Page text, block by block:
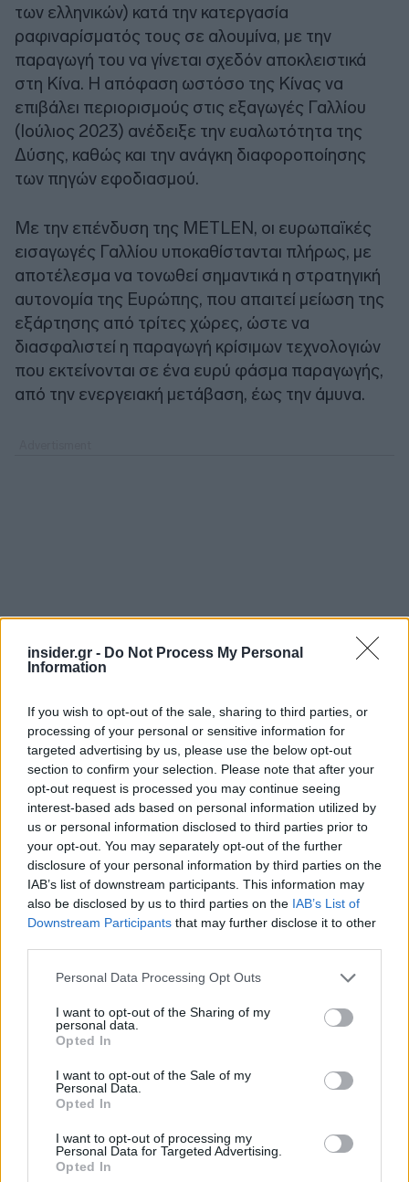
insider.gr - Do Not Process My Personal
Information
If you wish to opt-out of the sale, sharing to third parties, or
processing of your personal or sensitive information for
targeted advertising by us, please use the below opt-out
section to confirm your selection. Please note that after your
opt-out request is processed you may continue seeing
interest-based ads based on personal information utilized by
us or personal information disclosed to third parties prior to
your opt-out. You may separately opt-out of the further
disclosure of your personal information by third parties on the
IAB’s list of downstream participants. This information may
also be disclosed by us to third parties on the IAB’s List of
Downstream Participants that may further disclose it to other
Please note that this website/app uses one or more Google
not limited to your visit or usage behaviour. You may click to
grant or deny consent to Google and its third-party tags to
use your data for below specified purposes in below Google
consent section.
Personal Data Processing Opt Outs
I want to opt-out of the Sharing of my
personal data.
Opted In
I want to opt-out of the Sale of my
Personal Data.
Opted In
I want to opt-out of processing my
Personal Data for Targeted Advertising.
Opted In
των ελληνικών) κατά την κατεργασία
ραφιναρίσματός τους σε αλουμίνα, με την
παραγωγή του να γίνεται σχεδόν αποκλειστικά
στη Κίνα. Η απόφαση ωστόσο της Κίνας να
επιβάλει περιορισμούς στις εξαγωγές Γαλλίου
(Ιούλιος 2023) ανέδειξε την ευαλωτότητα της
Δύσης, καθώς και την ανάγκη διαφοροποίησης
των πηγών εφοδιασμού.
Με την επένδυση της METLEN, οι ευρωπαϊκές
εισαγωγές Γαλλίου υποκαθίστανται πλήρως, με
αποτέλεσμα να τονωθεί σημαντικά η στρατηγική
αυτονομία της Ευρώπης, που απαιτεί μείωση της
εξάρτησης από τρίτες χώρες, ώστε να
διασφαλιστεί η παραγωγή κρίσιμων τεχνολογιών
που εκτείνονται σε ένα ευρύ φάσμα παραγωγής,
από την ενεργειακή μετάβαση, έως την άμυνα.
Ενδεικτικά αναφέρονται:
α) Ολοκληρωμένα Συστήματα που
χρησιμοποιούνται σε πληροφορική και
β) Λαμπτήρες με φωτοδιόδους (LED) και
γ) Μαγνήτες διαρκείας κ.α.